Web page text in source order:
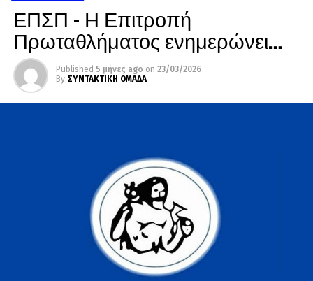
ΕΠΣΠ – Η Επιτροπή
Πρωταθλήματος ενημερώνει…
Published 5 μήνες ago on 23/03/2026
By ΣΥΝΤΑΚΤΙΚΗ ΟΜΑΔΑ